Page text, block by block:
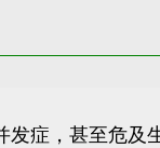
症，甚至危